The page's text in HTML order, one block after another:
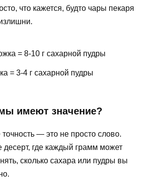
что кажется, будто чары пекаря
= 8-10 г сахарной пудры
= 3-4 г сахарной пудры
имеют значение?
— это не просто слово.
десерт, где каждый грамм может
сколько сахара или пудры вы